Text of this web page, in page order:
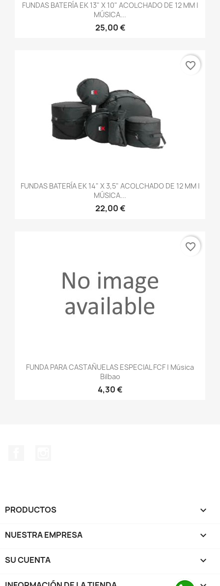
FUNDAS BATERÍA EK 13" X 10" ACOLCHADO DE 12 MM |
MÚSICA...
25,00 €
FUNDAS BATERÍA EK 14" X 3,5" ACOLCHADO DE 12 MM |
MÚSICA...
22,00 €
favorite_border
FUNDA PARA CASTAÑUELAS ESPECIAL FCF | Música
Bilbao
4,30 €
favorite_border
PRODUCTOS 
NUESTRA EMPRESA 
SU CUENTA 